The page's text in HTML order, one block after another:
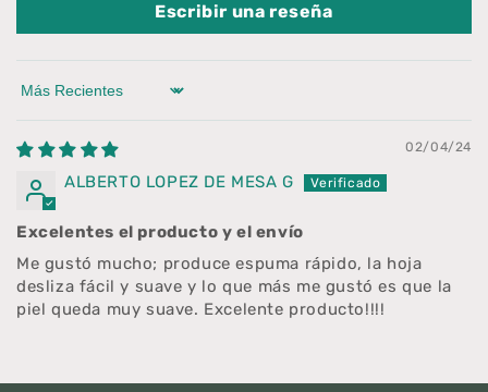
Escribir una reseña
Sort by
02/04/24
ALBERTO LOPEZ DE MESA G
Excelentes el producto y el envío
Me gustó mucho; produce espuma rápido, la hoja
desliza fácil y suave y lo que más me gustó es que la
piel queda muy suave. Excelente producto!!!!